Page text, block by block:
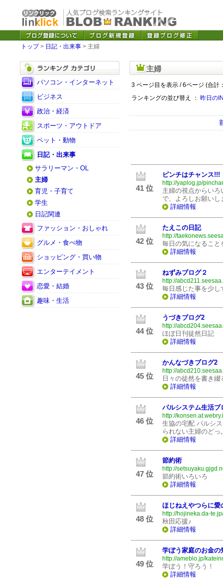
トップ> 日記・出来事 > 主婦
パソコン・インターネット
ビジネス
政治・経済
スポーツ・アウトドア
ペット・動物
日記・出来事
サラリーマン・OL
主婦
育児・子育て
学生
日記関連
ファッション・おしゃれ
グルメ・食べ物
ショッピング・買い物
エンターテイメント
恋愛・結婚
趣味・生活
主婦
3 ページ目を表示 / 6ページ (合計
ランキングの並び替え ： 昨日の
41 位
ピンチはチャンス!!!
http://yaplog.jp/
主婦の視点からい
で、よろしお願いし
詳細情報
42 位
たえこの日記
http://
毎日の気になること
詳細情報
43 位
ねずみブログ２
http://
毎日感じた事を少し
詳細情報
44 位
うづきブログ2
http://
ほぼ日刊徒然日記
詳細情報
45 位
かんなづきブログ2
http://
日々の徒然を書き
詳細情報
46 位
パルシステム生活ブ
http://
生協の宅配 パルシ
られない主婦のど
詳細情報
47 位
節約術
http://
節約術いろいろ
詳細情報
48 位
ほじねえやつらに愛
http://hojineka.da-te.jp/
秋田応援♪
詳細情報
49 位
学ぼう家庭のお金の
http://ameblo.jp/
学ぼう！守ろう！
詳細情報